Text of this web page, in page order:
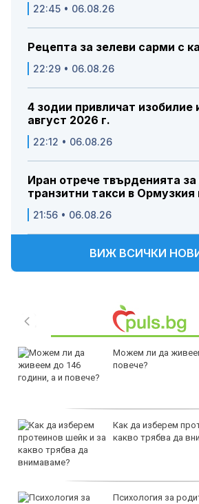
22:45 • 06.08.26
Рецепта за зелеви сарми с
22:29 • 06.08.26
4 зодии привличат изобилие
август 2026 г.
22:12 • 06.08.26
Иран отрече твърденията
транзитни такси в Ормузкия
21:56 • 06.08.26
ВИЖ ВСИЧКИ
Можем ли да
повече?
Как да изберем
какво трябва да
Психология за